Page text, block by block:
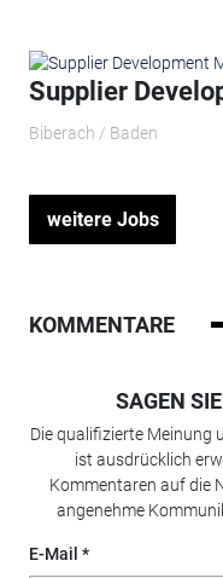
Supplier
Biberach / Baden
weitere Jobs
KOMMENTARE
SAGEN
Die qualifizierte Meinung
ist ausdrücklich
Kommentaren auf die
angenehme
E-Mail